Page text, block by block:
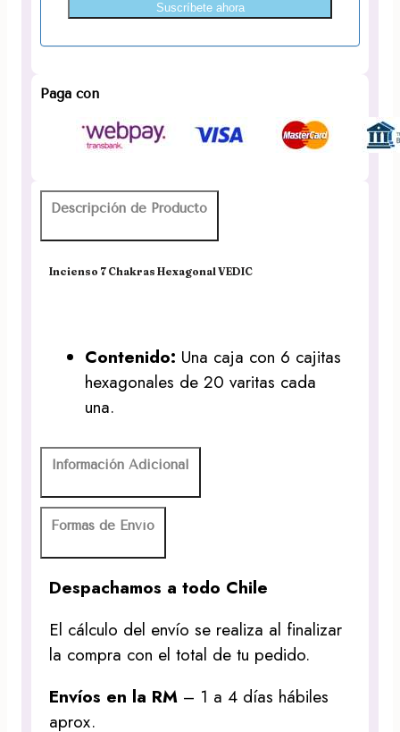
Suscríbete ahora
Paga con
Descripción de Producto
Incienso 7 Chakras Hexagonal VEDIC
Contenido: Una caja con 6 cajitas
hexagonales de 20 varitas cada
una.
Información Adicional
Formas de Envío
Despachamos a todo Chile
El cálculo del envío se realiza al finalizar
la compra con el total de tu pedido.
Envíos en la RM – 1 a 4 días hábiles
aprox.